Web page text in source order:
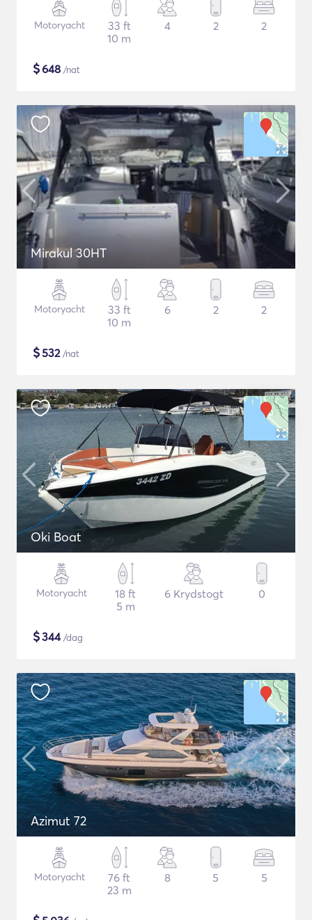
Motoryacht
33 ft
10 m
4 2 2
$648 /nat
Mirakul 30HT
Motoryacht
33 ft
10 m
6 2 2
$532/nat
Oki Boat
Motoryacht
18 ft
5 m
6 Krydstogt 0
$344/dag
Azimut 72
Motoryacht
76 ft
23 m
8 5 5